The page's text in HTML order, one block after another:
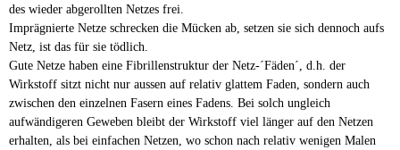
des wieder abgerollten Netzes frei.
Imprägnierte Netze schrecken die Mücken ab, setzen sie sich dennoch aufs
Netz, ist das für sie tödlich.
Gute Netze haben eine Fibrillenstruktur der Netz-´Fäden´, d.h. der
Wirkstoff sitzt nicht nur aussen auf relativ glattem Faden, sondern auch
zwischen den einzelnen Fasern eines Fadens. Bei solch ungleich
aufwändigeren Geweben bleibt der Wirkstoff viel länger auf den Netzen
erhalten, als bei einfachen Netzen, wo schon nach relativ wenigen Malen